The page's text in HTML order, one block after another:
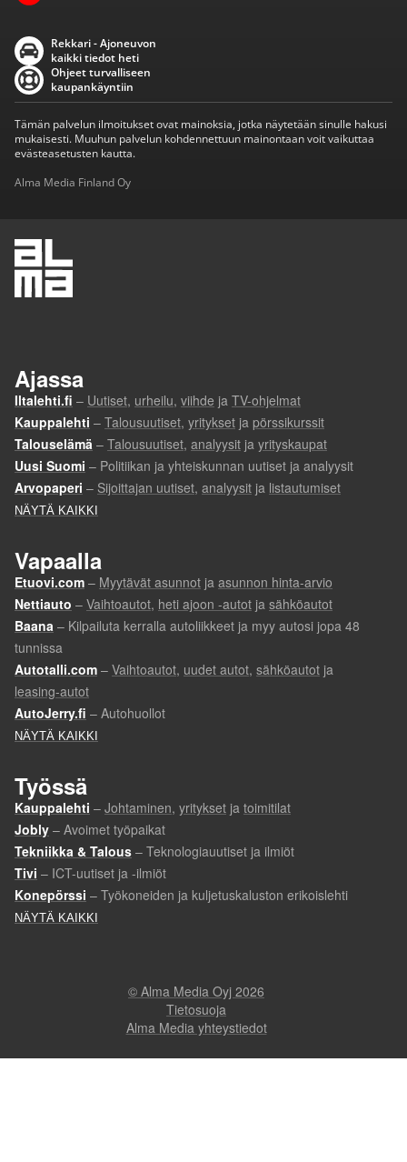
Rekkari - Ajoneuvon
kaikki tiedot heti
Ohjeet turvalliseen
kaupankäyntiin
Tämän palvelun ilmoitukset ovat mainoksia, jotka näytetään sinulle hakusi
mukaisesti. Muuhun palvelun kohdennettuun mainontaan voit vaikuttaa
evästeasetusten kautta.
Alma Media Finland Oy